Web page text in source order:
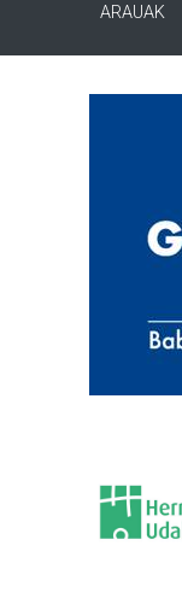
ARAUAK